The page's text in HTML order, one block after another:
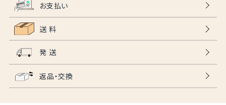
お支払い
送 料
発 送
返品・交換